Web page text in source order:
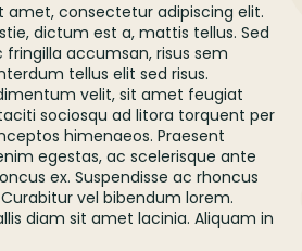
amet, consectetur adipiscing elit.
dictum est a, mattis tellus. Sed
accumsan, risus sem
tellus elit sed risus.
velit, sit amet feugiat
sociosqu ad litora torquent per
himenaeos. Praesent
egestas, ac scelerisque ante
ex. Suspendisse ac rhoncus
vel bibendum lorem.
diam sit amet lacinia. Aliquam in